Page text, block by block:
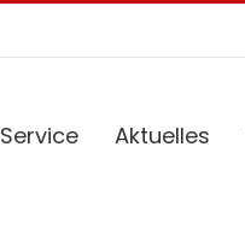
Service Aktuelles